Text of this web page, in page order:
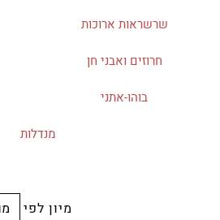
שרשראות ארוכות
חרוזים ואבני חן
בוהו-אתני
מנדלות
מיון לפי